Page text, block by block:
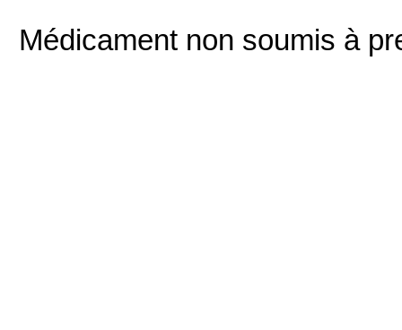
Médicament non soumis à